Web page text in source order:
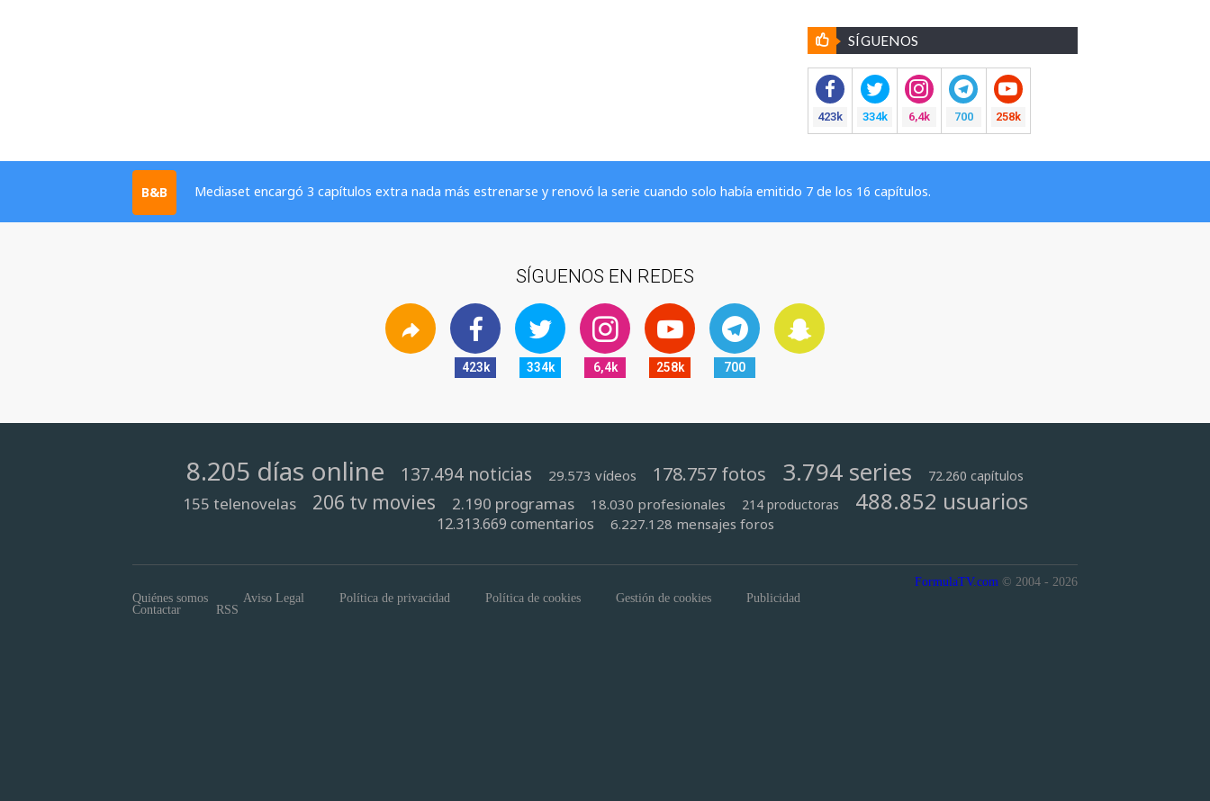
SÍGUENOS
423k 334k 6,4k 700 258k
B&B Mediaset encargó 3 capítulos extra nada más estrenarse y renovó la serie cuando solo había emitido 7 de los 16 capítulos.
SÍGUENOS EN REDES
423k 334k 6,4k 258k 700
8.205 días online 137.494 noticias 29.573 vídeos 178.757 fotos 3.794 series 72.260 capítulos
155 telenovelas 206 tv movies 2.190 programas 18.030 profesionales 214 productoras 488.852 usuarios
12.313.669 comentarios 6.227.128 mensajes foros
Quiénes somos Aviso Legal Política de privacidad Política de cookies Gestión de cookies
Publicidad
Contactar
RSS
FormulaTV.com © 2004 - 2026